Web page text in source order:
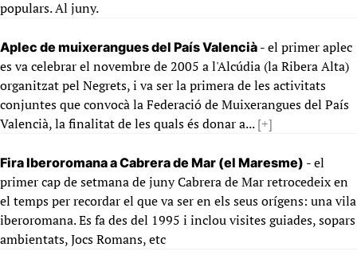
populars. Al juny.
Aplec de muixerangues del País Valencià - el primer aplec
es va celebrar el novembre de 2005 a l'Alcúdia (la Ribera Alta)
organitzat pel Negrets, i va ser la primera de les activitats
conjuntes que convocà la Federació de Muixerangues del País
Valencià, la finalitat de les quals és donar a...[+]
Fira Iberoromana a Cabrera de Mar (el Maresme) - el
primer cap de setmana de juny Cabrera de Mar retrocedeix en
el temps per recordar el que va ser en els seus orígens: una vila
iberoromana. Es fa des del 1995 i inclou visites guiades, sopars
ambientats, Jocs Romans, etc